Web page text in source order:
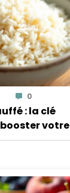
0
: la clé
votre